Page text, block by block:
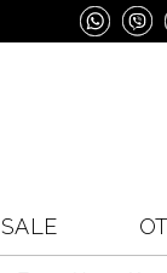
SALE